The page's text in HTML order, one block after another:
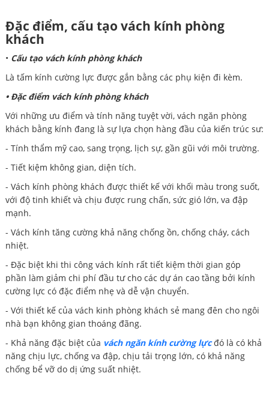
Đặc điểm, cấu tạo vách kính phòng
khách
• Cấu tạo vách kính phòng khách
Là tấm kính cường lực được gắn bằng các phụ kiện đi kèm.
• Đặc điểm vách kính phòng khách
Với những ưu điểm và tính năng tuyệt vời, vách ngăn phòng
khách bằng kính đang là sự lựa chọn hàng đầu của kiến trúc sư:
- Tính thẩm mỹ cao, sang trọng, lịch sự, gần gũi với môi trường.
- Tiết kiệm không gian, diện tích.
- Vách kính phòng khách được thiết kế với khối màu trong suốt,
với độ tinh khiết và chịu được rung chấn, sức gió lớn, va đập
mạnh.
- Vách kính tăng cường khả năng chống ồn, chống cháy, cách
nhiệt.
- Đặc biệt khi thi công vách kính rất tiết kiệm thời gian góp
phần làm giảm chi phí đầu tư cho các dự án cao tầng bởi kính
cường lực có đặc điểm nhẹ và dễ vận chuyển.
- Với thiết kế của vách kinh phòng khách sẻ mang đên cho ngôi
nhà bạn không gian thoáng đãng.
- Khả năng đặc biệt của vách ngăn kính cường lựcđó là có khả
năng chịu lực, chống va đập, chịu tải trọng lớn, có khả năng
chống bể vỡ do dị ứng suất nhiệt.